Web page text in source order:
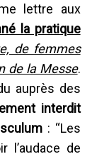
lettre aux
la pratique
de femmes
de la Messe.
auprès des
interdit
: “Les
l’audace de